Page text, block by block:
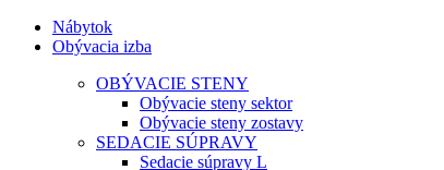
Nábytok
Obývacia izba
OBÝVACIE STENY
Obývacie steny sektor
Obývacie steny zostavy
SEDACIE SÚPRAVY
Sedacie súpravy L